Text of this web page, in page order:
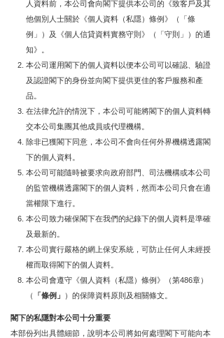
Blog
人資料前，本公司會向閣下提供本公司的《致客戶及其
他個別人士關於《個人資料（私隱）條例》（「條
例」）及《個人信貸資料實務守則》（「守則」）的通
知》。
本公司運用閣下的個人資料以便本公司可以確認、驗證
及認證閣下的身份並向閣下提供更佳的客戶服務和產
品。
在法律允許的情況下，本公司可能將閣下的個人資料轉
交本公司集團其他成員或代理機構。
除非已獲閣下同意，本公司不會向任何外界機構透露閣
下的個人資料。
本公司可能隨時被要求向政府部門、司法機構或本公司
的監管機構透露閣下的個人資料，然而本公司只會在適
當權限下進行。
本公司致力確保閣下在我們的紀錄下的個人資料是準確
及最新的。
本公司實行嚴格的網上保安系統，可防止任何人未經授
權而取得閣下的個人資料。
本公司會遵守《個人資料（私隱）條例》（第486章）
（
「條例」 ）的保障資料原則及相關條文。
閣下的私隱對本公司十分重要
本部份列出具體細節，說明本公司將如何處理閣下可能向本